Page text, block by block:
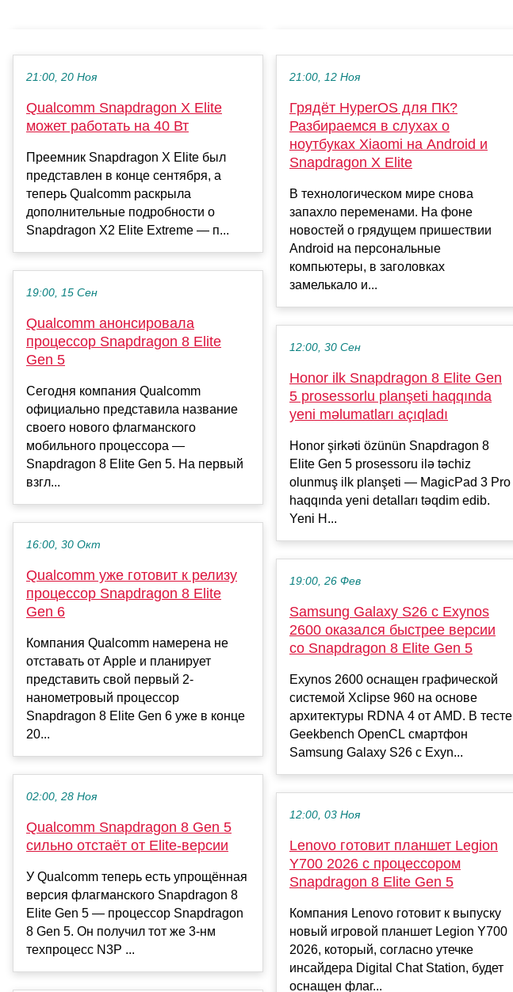
21:00, 20 Ноя
Qualcomm Snapdragon X Elite
может работать на 40 Вт
Преемник Snapdragon X Elite был
представлен в конце сентября, а
теперь Qualcomm раскрыла
дополнительные подробности о
Snapdragon X2 Elite Extreme — п...
19:00, 15 Сен
Qualcomm анонсировала
процессор Snapdragon 8 Elite
Gen 5
Сегодня компания Qualcomm
официально представила название
своего нового флагманского
мобильного процессора —
Snapdragon 8 Elite Gen 5. На первый
взгл...
16:00, 30 Окт
Qualcomm уже готовит к релизу
процессор Snapdragon 8 Elite
Gen 6
Компания Qualcomm намерена не
отставать от Apple и планирует
представить свой первый 2-
нанометровый процессор
Snapdragon 8 Elite Gen 6 уже в конце
20...
02:00, 28 Ноя
Qualcomm Snapdragon 8 Gen 5
сильно отстаёт от Elite-версии
У Qualcomm теперь есть упрощённая
версия флагманского Snapdragon 8
Elite Gen 5 — процессор Snapdragon
8 Gen 5. Он получил тот же 3-нм
техпроцесс N3P ...
21:00, 12 Ноя
Грядёт HyperOS для ПК?
Разбираемся в слухах о
ноутбуках Xiaomi на Android и
Snapdragon X Elite
В технологическом мире снова
запахло переменами. На фоне
новостей о грядущем пришествии
Android на персональные
компьютеры, в заголовках
замелькало и...
12:00, 30 Сен
Honor ilk Snapdragon 8 Elite Gen
5 prosessorlu planşeti haqqında
yeni məlumatları açıqladı
Honor şirkəti özünün Snapdragon 8
Elite Gen 5 prosessoru ilə təchiz
olunmuş ilk planşeti — MagicPad 3 Pro
haqqında yeni detalları təqdim edib.
Yeni H...
19:00, 26 Фев
Samsung Galaxy S26 с Exynos
2600 оказался быстрее версии
со Snapdragon 8 Elite Gen 5
Exynos 2600 оснащен графической
системой Xclipse 960 на основе
архитектуры RDNA 4 от AMD. В тесте
Geekbench OpenCL смартфон
Samsung Galaxy S26 с Exyn...
12:00, 03 Ноя
Lenovo готовит планшет Legion
Y700 2026 с процессором
Snapdragon 8 Elite Gen 5
Компания Lenovo готовит к выпуску
новый игровой планшет Legion Y700
2026, который, согласно утечке
инсайдера Digital Chat Station, будет
оснащен флаг...